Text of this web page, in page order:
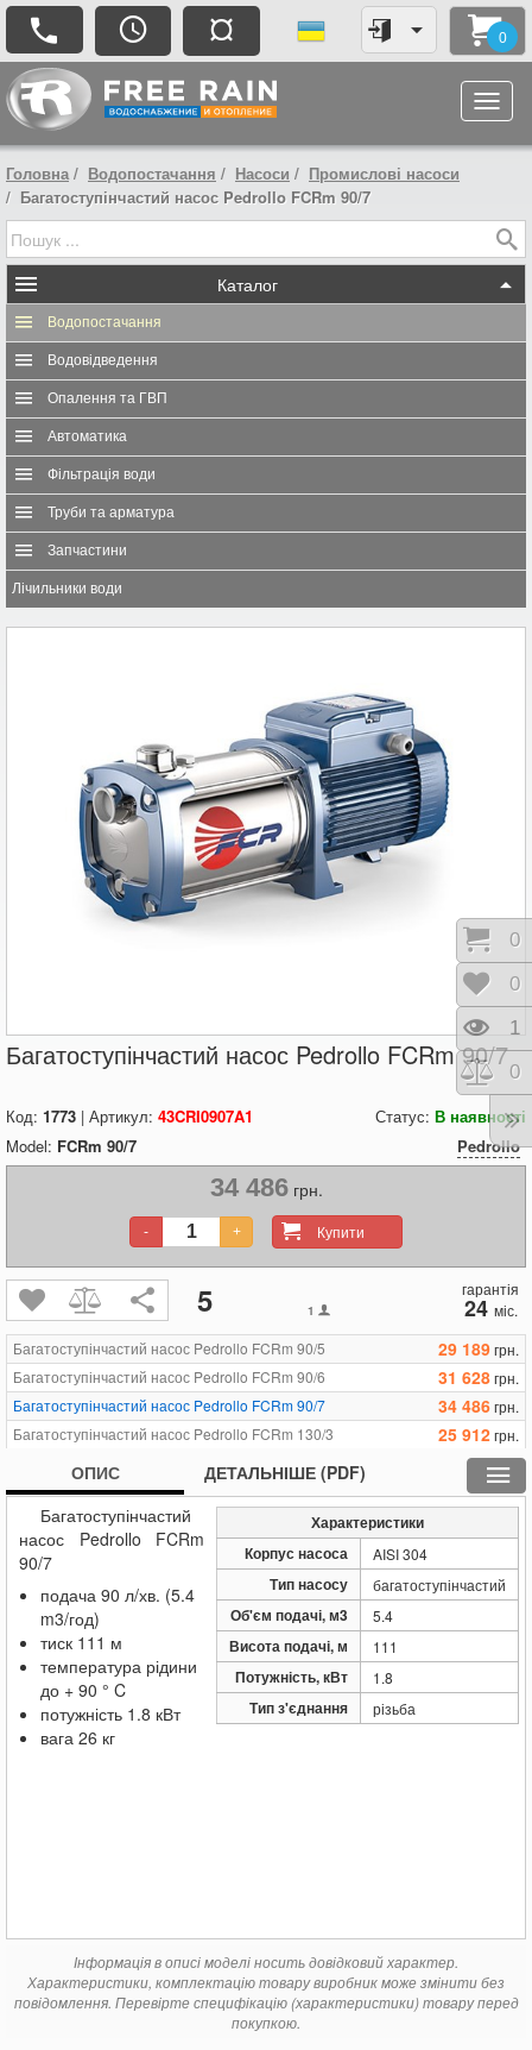
¤ 0
Головна Водопостачання Насоси
Промислові насоси
Багатоступінчастий насос Pedrollo FCRm 90/7
Каталог
Водопостачання
Водовідведення
Опалення та ГВП
Автоматика
Фільтрація води
Труби та арматура
Запчастини
Лічильники води
Багатоступінчастий насос Pedrollo FCRm 90/7
Код: 1773 | Артикул: 43CRI0907A1 Статус: В наявності
Model: FCRm 90/7 Pedrollo
34 486грн.
Купити
- +
5 1
гарантія
24 міс.
Багатоступінчастий насос Pedrollo FCRm 90/5
29 189грн.
Багатоступінчастий насос Pedrollo FCRm 90/6
31 628грн.
Багатоступінчастий насос Pedrollo FCRm 90/7
34 486грн.
Багатоступінчастий насос Pedrollo FCRm 130/3
25 912грн.
Багатоступінчастий насос Pedrollo FCRm 130/4
28 389грн.
Багатоступінчастий насос Pedrollo FCRm 130/5
30 866грн.
Багатоступінчастий насос Pedrollo FCRm 130/6
Багатоступінчастий насос Pedrollo FCRm 200/3
Багатоступінчастий насос Pedrollo FCRm 200/4
28 389 грн.
Багатоступінчастий насос Pedrollo FCRm 200/5
30 866грн.
Багатоступінчастий насос Pedrollo FCRm 200/6
35 248грн.
ОПИС ДЕТАЛЬНІШЕ (PDF)
Характеристики
Корпус насоса
AISI 304
Тип насосу багатоступінчастий
Об'єм подачі, м3 5.4
Висота подачі, м 111
Потужність, кВт 1.8
Тип з'єднання різьба
Багатоступінчастий
насос Pedrollo FCRm
90/7
подача 90 л/хв. (5.4
m3/год)
тиск 111 м
температура рідини
до + 90 ° C
потужність 1.8 кВт
вага 26 кг
Інформація в описі моделі носить довідковий характер.
Характеристики, комплектацію товару виробник може змінити без
повідомлення. Перевірте специфікацію (характеристики) товару перед
покупкою.
0
0
1
0